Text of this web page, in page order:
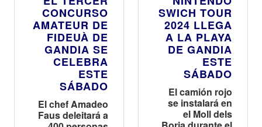
CONCURSO
AMATEUR DE
FIDEUÀ DE
GANDIA SE
CELEBRA
ESTE
SÁBADO
El chef Amadeo
Faus deleitará a
SWICH TOUR
2024 LLEGA
A LA PLAYA
DE GANDIA
ESTE
SÁBADO
El camión rojo
se instalará en
el Moll dels